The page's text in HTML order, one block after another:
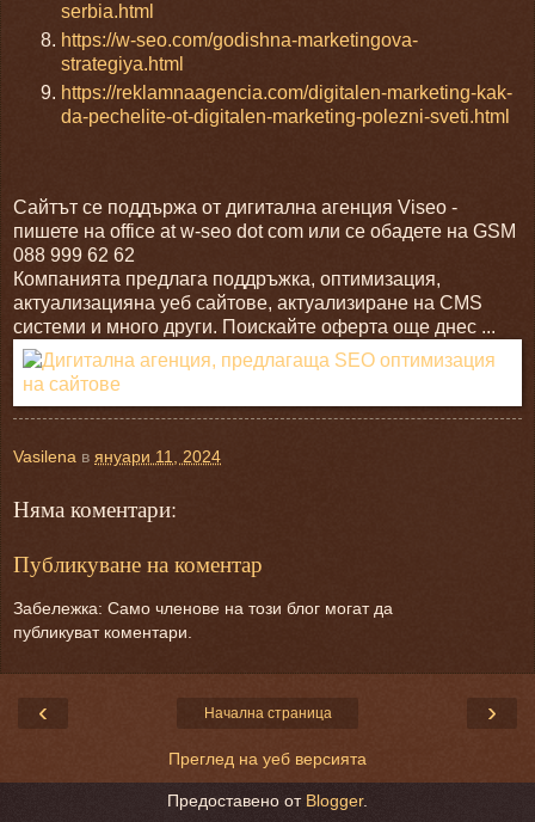
serbia.html
https://w-seo.com/godishna-marketingova-
strategiya.html
https://reklamnaagencia.com/digitalen-marketing-kak-
da-pechelite-ot-digitalen-marketing-polezni-sveti.html
Сайтът се поддържа от дигитална агенция Viseo -
пишете на office at w-seo dot com или се обадете на GSM
088 999 62 62
Компанията предлага поддръжка, оптимизация,
актуализацияна уеб сайтове, актуализиране на CMS
системи и много други. Поискайте оферта още днес ...
Vasilena в януари 11, 2024
Няма коментари:
Публикуване на коментар
Забележка: Само членове на този блог могат да
публикуват коментари.
‹ ›
Начална страница
Преглед на уеб версията
Предоставено от Blogger.